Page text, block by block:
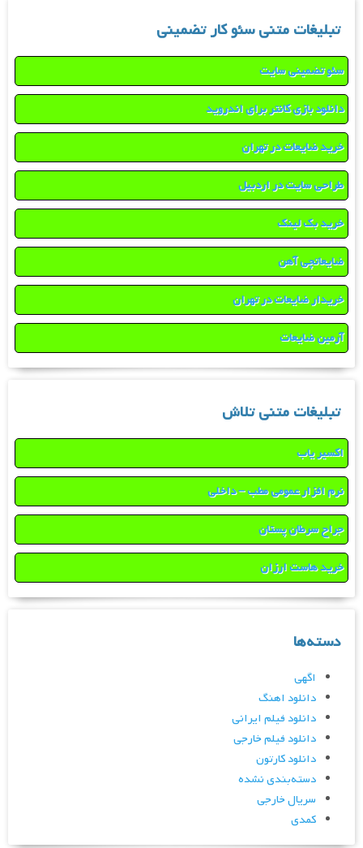
تبلیغات متنی سئو کار تضمینی
سئو تضمینی سایت
دانلود بازی کانتر برای اندروید
خرید ضایعات در تهران
طراحی سایت در اردبیل
خرید بک لینک
ضایعاتچی آهن
خریدار ضایعات در تهران
آرمین ضایعات
تبلیغات متنی تلاش
اکسیر یاب
نرم افزار عمومی مطب – داخلی
جراح سرطان پستان
خرید هاست ارزان
دسته‌ها
اگهی
دانلود اهنگ
دانلود فیلم ایرانی
دانلود فیلم خارجی
دانلود کارتون
دسته‌بندی نشده
سریال خارجی
کمدی